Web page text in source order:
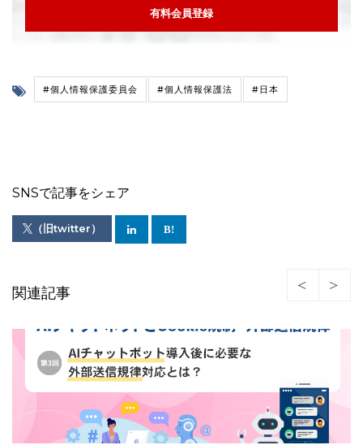
有料会員登録
#個人情報保護委員会 #個人情報保護法 #日本
SNSで記事をシェア
（旧twitter）
関連記事